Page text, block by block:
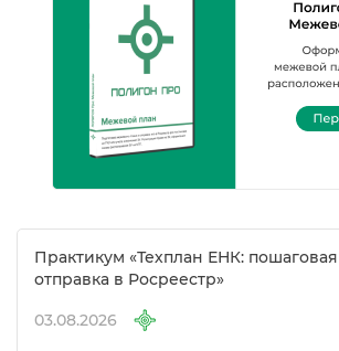
Практикум «Техплан ЕНК:
отправка в Росреестр»
03.08.2026